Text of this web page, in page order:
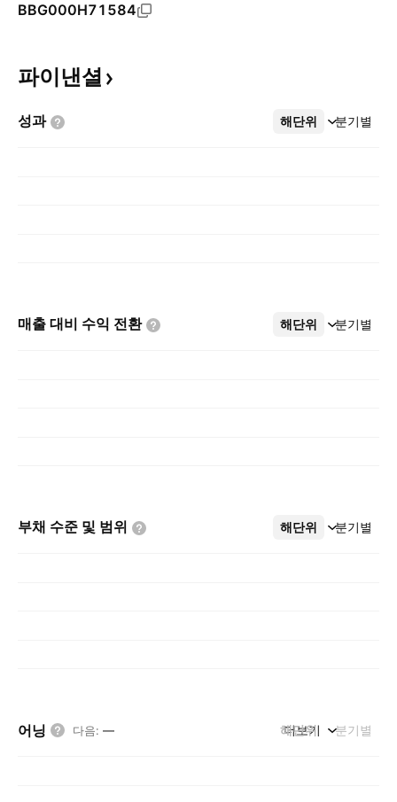
BBG000H71584
파이낸셜
성과 해단위 분기별
더보기
매출 대비 수익 전환 해단위 분기별
더보기
부채 수준 및 범위 해단위 분기별
더보기
어닝 다음: — 해단위 분기별
더보기